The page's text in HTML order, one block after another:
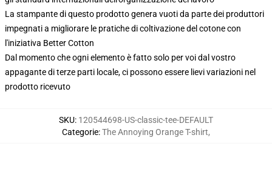
La stampante di questo prodotto genera vuoti da parte dei produttori
impegnati a migliorare le pratiche di coltivazione del cotone con
l'iniziativa Better Cotton
Dal momento che ogni elemento è fatto solo per voi dal vostro
appagante di terze parti locale, ci possono essere lievi variazioni nel
prodotto ricevuto
SKU: 120544698-US-classic-tee-DEFAULT
Categorie:The Annoying Orange T-shirt,